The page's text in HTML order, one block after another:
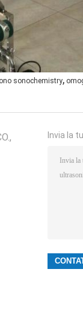
sonochemistry,
Invia la